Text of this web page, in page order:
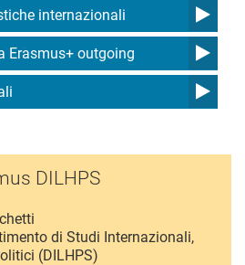
internazionali
Erasmus+ outgoing
DILHPS
di Studi Internazionali,
(DILHPS)